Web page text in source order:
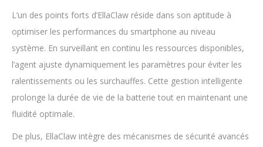
L’un des points forts d’EllaClaw réside dans son aptitude à
optimiser les performances du smartphone au niveau
système. En surveillant en continu les ressources disponibles,
l’agent ajuste dynamiquement les paramètres pour éviter les
ralentissements ou les surchauffes. Cette gestion intelligente
prolonge la durée de vie de la batterie tout en maintenant une
fluidité optimale.
De plus, EllaClaw intègre des mécanismes de sécurité avancés